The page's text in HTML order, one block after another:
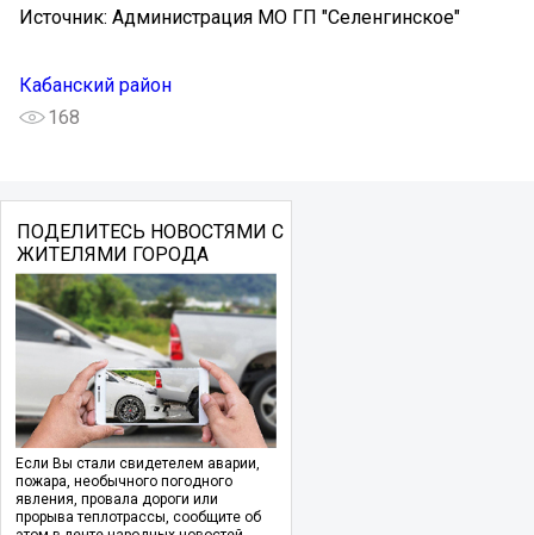
Источник: Администрация МО ГП "Селенгинское"
Кабанский район
168
ПОДЕЛИТЕСЬ НОВОСТЯМИ С
ЖИТЕЛЯМИ ГОРОДА
Если Вы стали свидетелем аварии,
пожара, необычного погодного
явления, провала дороги или
прорыва теплотрассы, сообщите об